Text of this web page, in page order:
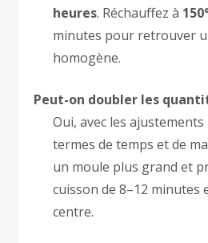
heures. Réchauffez à
minutes pour retrouver
homogène.
Peut-on doubler les
Oui, avec les
termes de temps et de
un moule plus grand et
cuisson de 8–12 minutes
centre.